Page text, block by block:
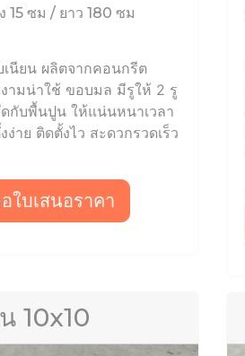
15 ซม / ยาว 180 ซม
เนียน ผลิตจากคอนกรีต
ามน่าใช้ ขอบมล มีรูให้ 2 รู
กับพื้นปูน ให้แน่นหนาเวลา
ง่าย ติดตั้งไว สะดวกรวดเร็ว
ใบเสนอราคา
10x10